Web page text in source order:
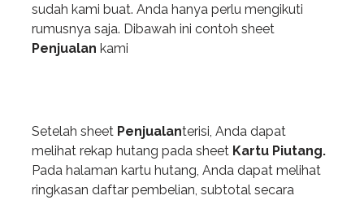
sudah kami buat. Anda hanya perlu mengikuti
rumusnya saja. Dibawah ini contoh sheet
Penjualan kami
Setelah sheet Penjualanterisi, Anda dapat
melihat rekap hutang pada sheet Kartu Piutang.
Pada halaman kartu hutang, Anda dapat melihat
ringkasan daftar pembelian, subtotal secara